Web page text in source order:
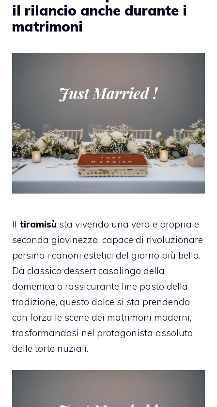
il rilancio anche durante i
matrimoni
Il tiramisù sta vivendo una vera e propria e
seconda giovinezza, capace di rivoluzionare
persino i canoni estetici del giorno più bello.
Da classico dessert casalingo della
domenica o rassicurante fine pasto della
tradizione, questo dolce si sta prendendo
con forza le scene dei matrimoni moderni,
trasformandosi nel protagonista assoluto
delle torte nuziali.